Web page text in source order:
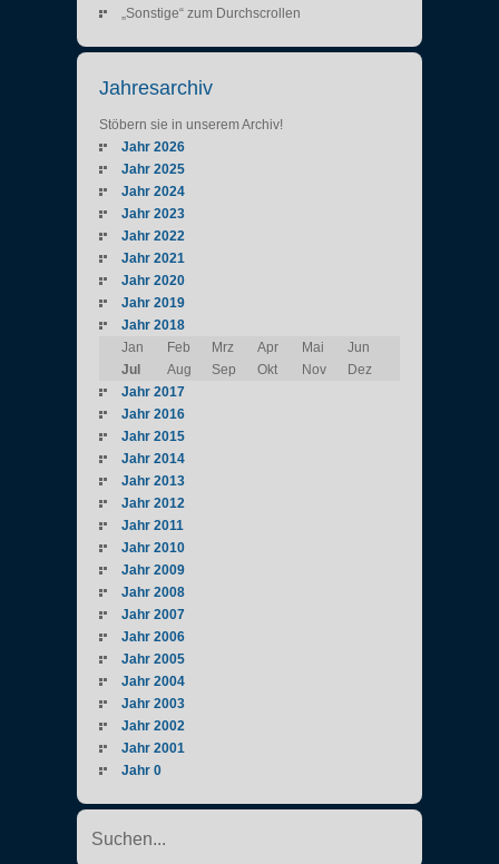
„Sonstige“ zum Durchscrollen
Jahresarchiv
Stöbern sie in unserem Archiv!
Jahr 2026
Jahr 2025
Jahr 2024
Jahr 2023
Jahr 2022
Jahr 2021
Jahr 2020
Jahr 2019
Jahr 2018
Jan
Feb Mrz Apr Mai
Jun
Jul
Aug Sep Okt Nov
Dez
Jahr 2017
Jahr 2016
Jahr 2015
Jahr 2014
Jahr 2013
Jahr 2012
Jahr 2011
Jahr 2010
Jahr 2009
Jahr 2008
Jahr 2007
Jahr 2006
Jahr 2005
Jahr 2004
Jahr 2003
Jahr 2002
Jahr 2001
Jahr 0